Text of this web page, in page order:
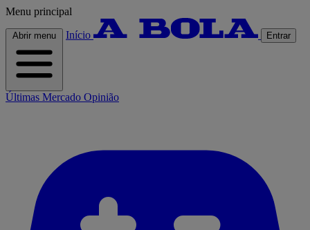
Menu principal
Abrir menu Início Entrar
Últimas Mercado Opinião